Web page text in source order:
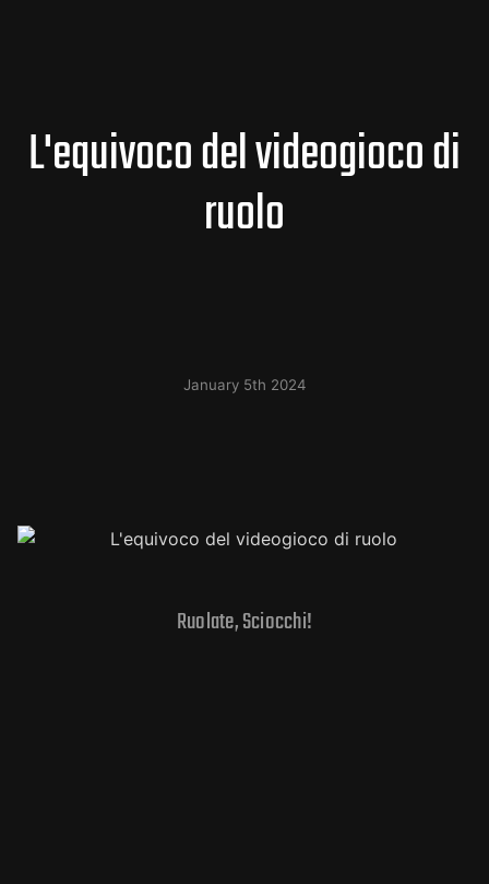
L'equivoco del videogioco di
ruolo
January 5th 2024
Ruolate, Sciocchi!